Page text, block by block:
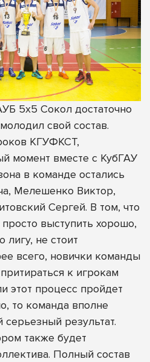
5х5 Сокол достаточно
свой состав.
КГУФКСТ,
момент вместе с КубГАУ
в команде остались
Мелешенко Виктор,
Сергей. В том, что
выступить хорошо,
не стоит
всего, новички команды
к игрокам
этот процесс пройдет
то команда вполне
результат.
также будет
Полный состав